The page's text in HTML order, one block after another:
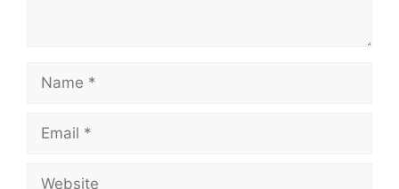
Name
Email
Website